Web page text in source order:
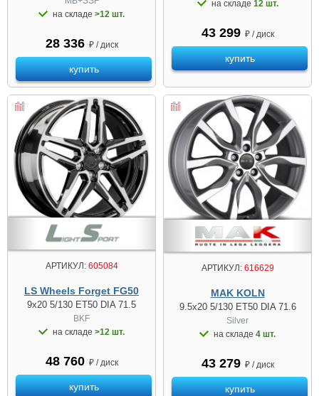
на складе >12 шт.
28 336 ₽ / диск
купить
на складе 12 шт.
43 299 ₽ / диск
купить
АРТИКУЛ:605084
LS Wheels Forget FG50
9x20 5/130 ET50 DIA 71.5
BKF
на складе >12 шт.
48 760 ₽ / диск
купить
АРТИКУЛ:616629
MAK KOLN
9.5x20 5/130 ET50 DIA 71.6
Silver
на складе 4 шт.
43 279 ₽ / диск
купить